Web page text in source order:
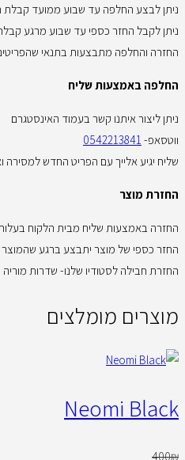
ניתן לבצע החלפה עד שבוע ממועד קבלת
ניתן לקבל החזר כספי עד שבוע מרגע
החזרה והחלפה מתבצעות בתנאי
החלפה באמצעות שליח
ניתן ליצור איתנו קשר בעמוד האינסטגרם
ווטסאפ- 0542213841
שליח יגיע אלייך עם הפריט החדש למסירה
החזרת מוצר
החזרה באמצעות שליח מבית הלקוח בעלות-
החזר כספי של מוצר יתבצע ברגע שהמוצר
החזרת חבילה לסטודיו שלנו- שדרות מוריה 108, חיפה בתיאום מראש (חינם)
מוצרים מומלצים
Neomi Black
400₪